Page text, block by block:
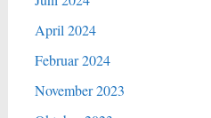
April 2024
Februar 2024
November 2023